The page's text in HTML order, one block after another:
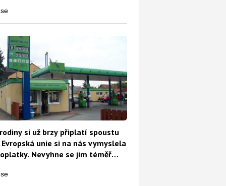
si už brzy připlatí spoustu
Evropská unie si na nás vymyslela
Nevyhne se jim téměř